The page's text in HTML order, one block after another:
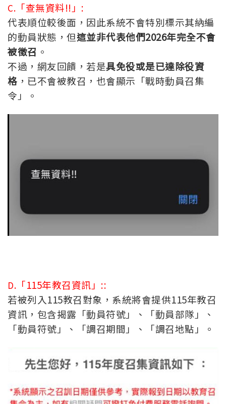
C. 「查無資料!!」:
代表順位較後面，因此系統不會特別標示其納編
的動員狀態，但這並非代表他們2026年完全不會
被徵召 。
不過，網友回饋，若是具免役或是已達除役資
格 ，已不會被教召，也會顯示「戰時動員召集
令」。
D. 「115年教召資訊」::
若被列入115教召對象，系統將會提供115年教召
資訊，包含揭露「動員符號」、「動員部隊」、
「動員符號」、「調召期間」、「調召地點」。